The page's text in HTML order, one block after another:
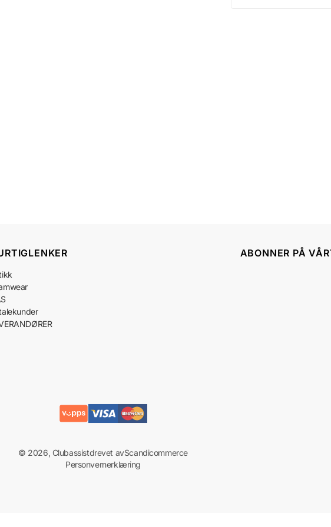
ABONNER PÅ
© 2026, Clubassistdrevet avScandicommerce
Personvernerklæring